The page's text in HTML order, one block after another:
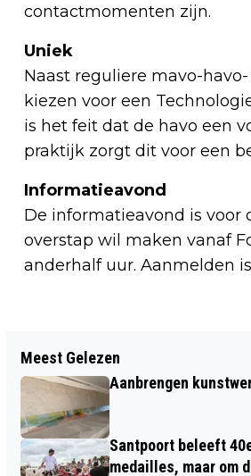
contactmomenten zijn.
Uniek
Naast reguliere mavo-
kiezen voor een
is het feit dat de havo een
praktijk zorgt dit voor een
Informatieavond
De informatieavond is voor
overstap wil maken vanaf
anderhalf uur. Aanmelden
GRATIS BOMEN IN
EEN BETER KLIMAAT
Meest Gelezen
Aanbrengen
Santpoort beleeft
medailles, maar om